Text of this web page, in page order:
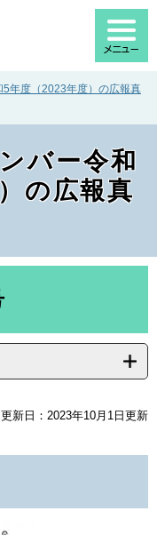
年度（2023年度）の広報真
バー令和
の広報真
更新日：2023年10月1日更新